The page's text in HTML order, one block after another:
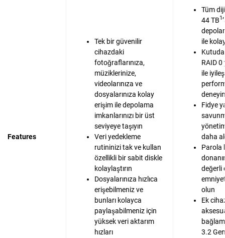
Features
Tek bir güvenilir
cihazdaki
fotoğraflarınıza,
müziklerinize,
videolarınıza ve
dosyalarınıza kolay
erişim ile depolama
imkanlarınızı bir üst
seviyeye taşıyın
Veri yedekleme
rutininizi tak ve kullan
özellikli bir sabit diskle
kolaylaştırın
Dosyalarınıza hızlıca
erişebilmeniz ve
bunları kolayca
paylaşabilmeniz için
yüksek veri aktarım
hızları
Tüm
44 TB1
ile
RAID 0
ile
Fidye
daha
Parola
değerli
olun
Ek
3.2